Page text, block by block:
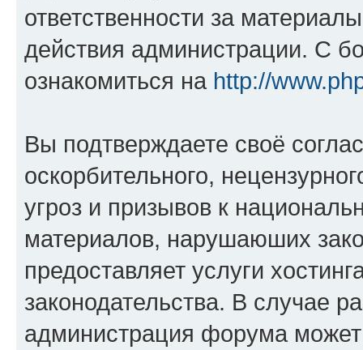
ответственности за
действия администрации. С
ознакомиться на http://
Вы подтверждаете своё
оскорбительного,
угроз и призывов к
материалов, нарушаюших
предоставляет услуги
законодательства. В случае
администрация форума